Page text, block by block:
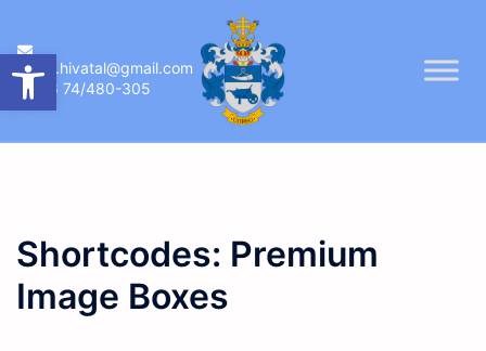
Eszköztár megnyitása
content
ujireg.hivatal@gmail.com
06 74/480-305
Shortcodes: Premium
Image Boxes